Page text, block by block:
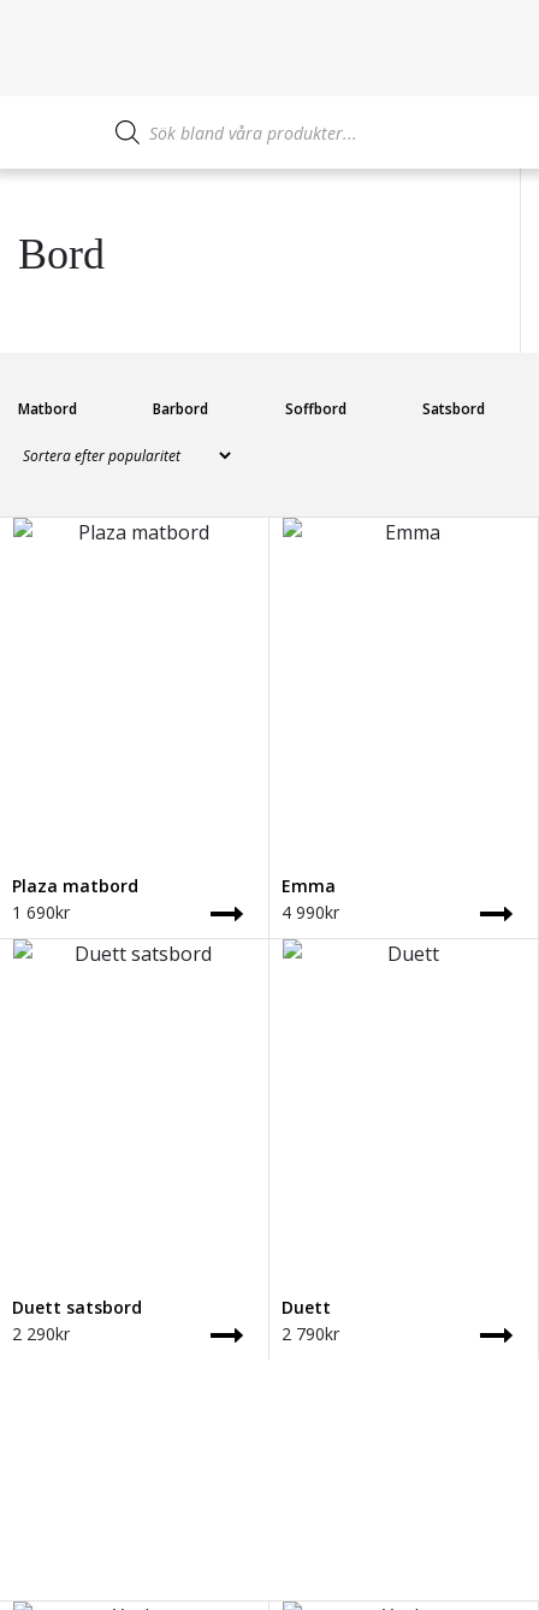
Produktsökning
Bord
Matbord Barbord Soffbord Satsbord
Plaza matbord
1 690kr
Emma
4 990kr
Duett satsbord
2 290kr
Duett
2 790kr